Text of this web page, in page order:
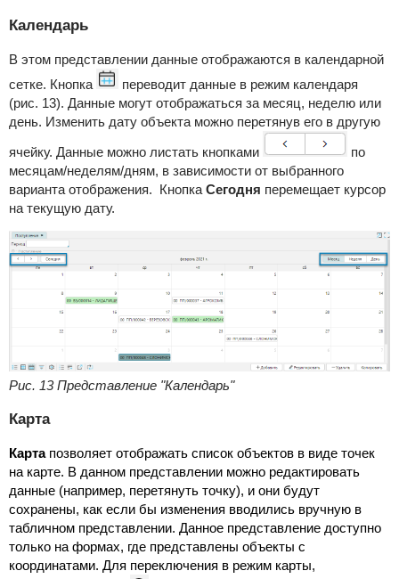
Календарь
В этом представлении данные отображаются в календарной
сетке. Кнопка
переводит данные в режим календаря
(рис. 13). Данные могут отображаться за месяц, неделю или
день. Изменить дату объекта можно перетянув его в другую
ячейку. Данные можно листать кнопками
по
месяцам/неделям/дням, в зависимости от выбранного
варианта отображения. Кнопка Сегодня перемещает курсор
на текущую дату.
Рис. 13 Представление "Календарь"
Карта
Картапозволяет отображать список объектов в виде точек
на карте. В данном представлении можно редактировать
данные (например, перетянуть точку), и они будут
сохранены, как если бы изменения вводились вручную в
табличном представлении. Данное представление доступно
только на формах, где представлены объекты с
координатами. Для переключения в режим карты,